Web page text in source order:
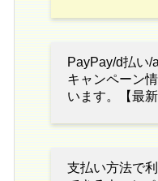
PayPay/d払い/
キャンペーン
います。【最新
支払い方法で